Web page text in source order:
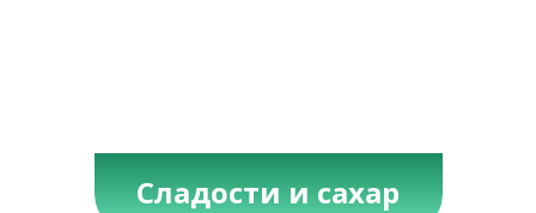
Сладости и сахар